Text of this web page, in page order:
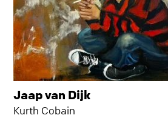
Jaap van Dijk
Kurth Cobain